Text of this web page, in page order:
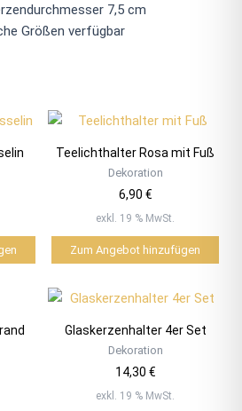
7,5 cm
Größen verfügbar
Teelichthalter Rosa mit Fuß
Dekoration
6,90 €
exkl. 19 % MwSt.
Zum Angebot hinzufügen
Glaskerzenhalter 4er Set
Dekoration
14,30 €
exkl. 19 % MwSt.